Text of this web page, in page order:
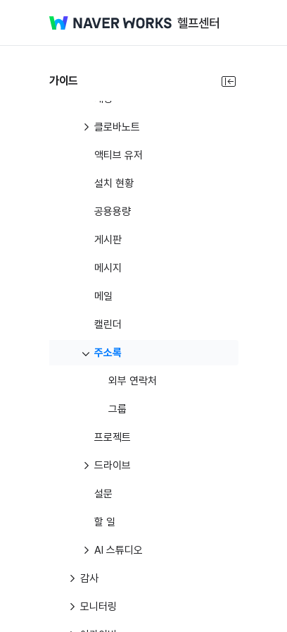
가이드
서비스 관리
계정
클로바노트
액티브 유저
설치 현황
공용용량
게시판
메시지
메일
캘린더
주소록
외부 연락처
그룹
프로젝트
드라이브
설문
할 일
AI 스튜디오
감사
모니터링